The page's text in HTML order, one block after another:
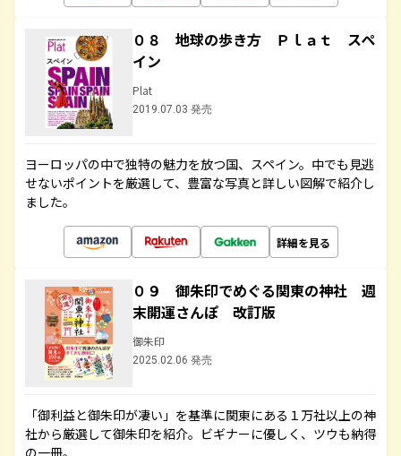
０８ 地球の歩き方 Ｐｌａｔ スペ
イン
Plat
2019.07.03 発売
ヨーロッパの中で独特の魅力を放つ国、スペイン。中でも見逃
せないポイントを厳選して、豊富な写真と詳しい図解で紹介し
ました。
詳細を見る
０９ 御朱印でめぐる関東の神社 週
末開運さんぽ 改訂版
御朱印
2025.02.06 発売
「御利益と御朱印が凄い」を基準に関東にある１万社以上の神
社から厳選して御朱印を紹介。ビギナーに優しく、ツウも納得
の一冊。